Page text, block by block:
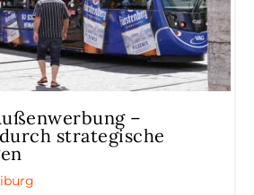
–
strategische